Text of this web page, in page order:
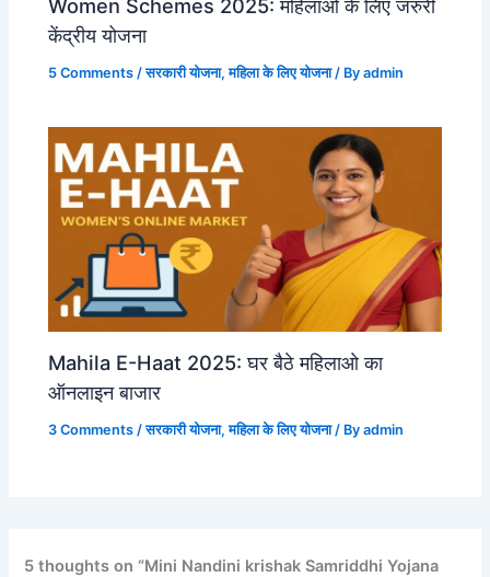
Women Schemes 2025: महिलाओ के लिए जरुरी
केंद्रीय योजना
5 Comments /सरकारी योजना,महिला के लिए योजना/ Byadmin
Mahila E-Haat 2025: घर बैठे महिलाओ का
ऑनलाइन बाजार
3 Comments /सरकारी योजना,महिला के लिए योजना/ Byadmin
5 thoughts on “Mini Nandini krishak Samriddhi Yojana